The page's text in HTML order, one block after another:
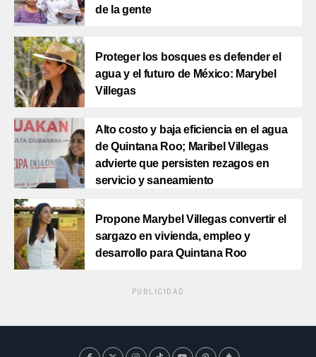
de la gente
Proteger los bosques es defender el
agua y el futuro de México: Marybel
Villegas
Alto costo y baja eficiencia en el agua
de Quintana Roo; Maribel Villegas
advierte que persisten rezagos en
servicio y saneamiento
Propone Marybel Villegas convertir el
sargazo en vivienda, empleo y
desarrollo para Quintana Roo
PUBLICIDAD